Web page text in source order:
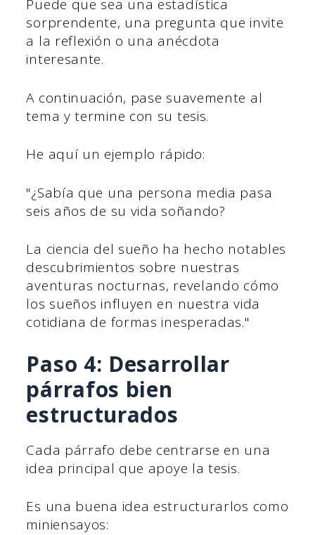
Puede que sea una estadística
sorprendente, una pregunta que invite
a la reflexión o una anécdota
interesante.
A continuación, pase suavemente al
tema y termine con su tesis.
He aquí un ejemplo rápido:
"¿Sabía que una persona media pasa
seis años de su vida soñando?
La ciencia del sueño ha hecho notables
descubrimientos sobre nuestras
aventuras nocturnas, revelando cómo
los sueños influyen en nuestra vida
cotidiana de formas inesperadas."
Paso 4: Desarrollar
párrafos bien
estructurados
Cada párrafo debe centrarse en una
idea principal que apoye la tesis.
Es una buena idea estructurarlos como
miniensayos: